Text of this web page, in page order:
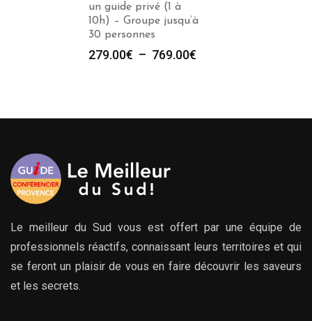
un guide privé (1 à
10h) – Groupe jusqu’à
30 personnes
279.00€ – 769.00€
à
Le meilleur du Sud vous est offert par une équipe de
professionnels réactifs, connaissant leurs territoires et qui
se feront un plaisir de vous en faire découvrir les saveurs
et les secrets.